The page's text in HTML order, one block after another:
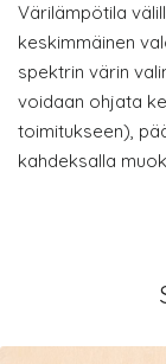
Värilämpötila
keskimmäinen
spektrin värin
voidaan ohjata
toimitukseen),
kahdeksalla